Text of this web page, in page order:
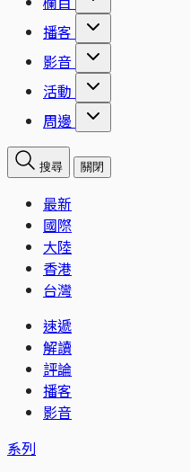
播客
影音
活動
周邊
搜尋 關閉
最新
國際
大陸
香港
台灣
速遞
解讀
評論
播客
影音
系列